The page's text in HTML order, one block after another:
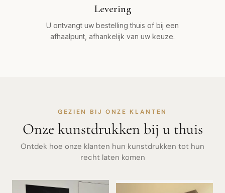
Levering
U ontvangt uw bestelling thuis of bij een
afhaalpunt, afhankelijk van uw keuze.
GEZIEN BIJ ONZE KLANTEN
Onze kunstdrukken bij u thuis
Ontdek hoe onze klanten hun kunstdrukken tot hun
recht laten komen